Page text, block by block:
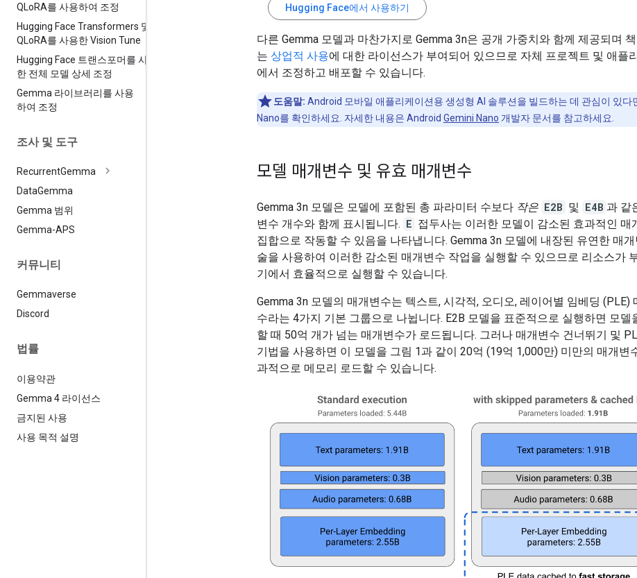
QLoRA를 사용하여 조정
Hugging Face Transformers 및
QLoRA를 사용한 Vision Tune
Hugging Face 트랜스포머를 사용
한 전체 모델 상세 조정
Gemma 라이브러리를 사용
하여 조정
조사 및 도구
RecurrentGemma
DataGemma
Gemma 범위
Gemma-APS
커뮤니티
Gemmaverse
Discord
법률
이용약관
Gemma 4 라이선스
금지된 사용
사용 목적 설명
Hugging Face에서 사용하기
다른 Gemma 모델과 마찬가지로 Gemma 3n은 공개 가중치와 함께 제공되며
는 상업적 사용에 대한 라이선스가 부여되어 있으므로 자체 프로젝트 및 애플
에서 조정하고 배포할 수 있습니다.
도움말: Android 모바일 애플리케이션용 생성형 AI 솔루션을 빌드하는 데 관심이 있다
Nano를 확인하세요. 자세한 내용은 Android Gemini Nano 개발자 문서를 참고하세요.
모델 매개변수 및 유효 매개변수
Gemma 3n 모델은 모델에 포함된 총 파라미터 수보다 작은 E2B 및 E4B 과 같
변수 개수와 함께 표시됩니다. E 접두사는 이러한 모델이 감소된 효과적인 매
집합으로 작동할 수 있음을 나타냅니다. Gemma 3n 모델에 내장된 유연한 매개
술을 사용하여 이러한 감소된 매개변수 작업을 실행할 수 있으므로 리소스가
기에서 효율적으로 실행할 수 있습니다.
Gemma 3n 모델의 매개변수는 텍스트, 시각적, 오디오, 레이어별 임베딩 (PLE)
수라는 4가지 기본 그룹으로 나뉩니다. E2B 모델을 표준적으로 실행하면 모델
할 때 50억 개가 넘는 매개변수가 로드됩니다. 그러나 매개변수 건너뛰기 및
기법을 사용하면 이 모델을 그림 1과 같이 20억 (19억 1,000만) 미만의 매개변
과적으로 메모리 로드할 수 있습니다.